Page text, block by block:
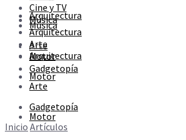
Arquitectura
Arte
Motor
Gadgetopía
Música
Arquitectura
Arte
Motor
Sin resultados
Ver todos los resultados
Cine y TV
Música
Arquitectura
Arte
Motor
Gadgetopía
Inicio Artículos